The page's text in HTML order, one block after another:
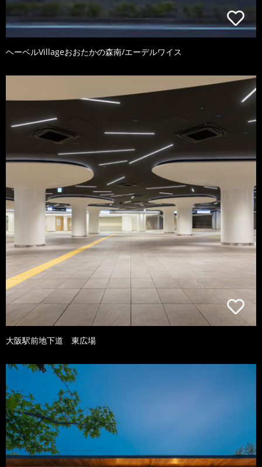
ヘーベルVillageおおたかの森南/エーデルワイス
大阪駅前地下道 東広場